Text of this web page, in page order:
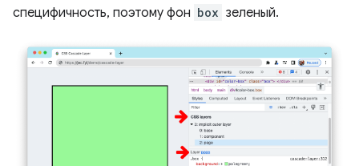
специфичность, поэтому фон box зеленый.